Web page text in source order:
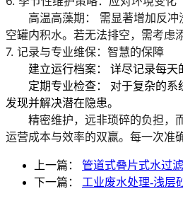
高温高藻期：
需显著增加反冲
空罐内积水。若无法排空，需考虑
7. 记录与专业维保：智慧的保障
建立运行档案： 详尽记录每天
定期专业检查：
对于复杂的系
发现并解决潜在隐患。
精密维护，远非琐碎的负担，
运营成本与效率的双赢。每一次准
上一篇： 管道式叠片式水过
下一篇： 工业废水处理-浅层